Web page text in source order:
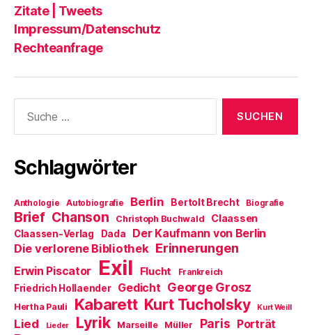
Zitate | Tweets
Impressum/Datenschutz
Rechteanfrage
nach:
Schlagwörter
Anthologie Autobiografie Berlin Bertolt Brecht Biografie
Brief Chanson Christoph Buchwald Claassen
Claassen-Verlag Dada Der Kaufmann von Berlin
Die verlorene Bibliothek Erinnerungen
Erwin Piscator Exil Flucht Frankreich
Friedrich Hollaender Gedicht George Grosz
Hertha Pauli Kabarett Kurt Tucholsky Kurt Weill
Lied Lieder Lyrik Marseille Müller Paris Porträt